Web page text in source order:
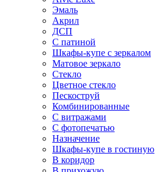
Эмаль
Акрил
ДСП
С патиной
Шкафы-купе с зеркалом
Матовое зеркало
Стекло
Цветное стекло
Пескоструй
Комбинированные
С витражами
С фотопечатью
Назначение
Шкафы-купе в гостиную
В коридор